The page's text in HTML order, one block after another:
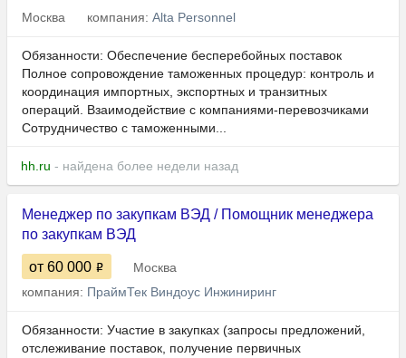
Москва компания: Alta Personnel
Обязанности: Обеспечение бесперебойных поставок
Полное сопровождение таможенных процедур: контроль и
координация импортных, экспортных и транзитных
операций. Взаимодействие с компаниями-перевозчиками
Сотрудничество с таможенными...
hh.ru - найдена более недели назад
Менеджер по закупкам ВЭД / Помощник менеджера
по закупкам ВЭД
от 60 000
Москва
компания: ПраймТек Виндоус Инжиниринг
Обязанности: Участие в закупках (запросы предложений,
отслеживание поставок, получение первичных